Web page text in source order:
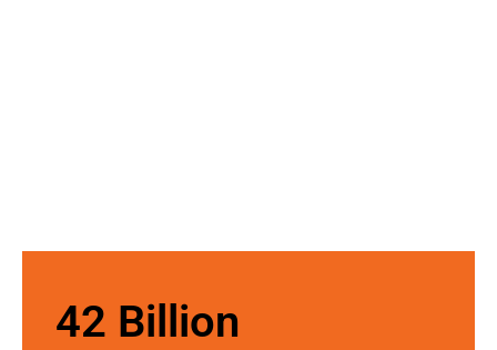
42 Billion​​